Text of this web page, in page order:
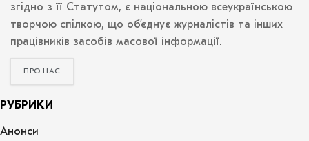
згідно з її Статутом, є національною всеукраїнською
творчою спілкою, що об’єднує журналістів та інших
працівників засобів масової інформації.
ПРО НАС
РУБРИКИ
Анонси